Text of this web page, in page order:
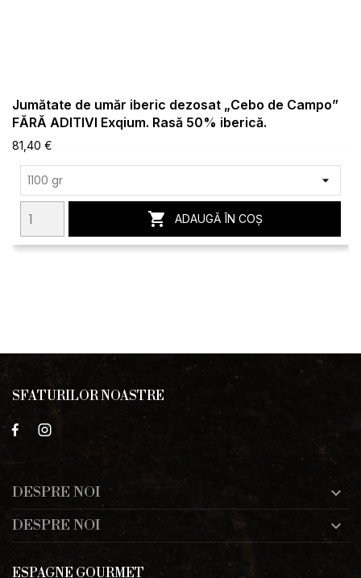
Jumătate de umăr iberic dezosat „Cebo de Campo”
FĂRĂ ADITIVI Exqium. Rasă 50% iberică.
81,40 €
 ADAUGĂ ÎN COȘ
SFATURILOR NOASTRE
DESPRE NOI 
DESPRE NOI 
ESPAGNE GOURMET